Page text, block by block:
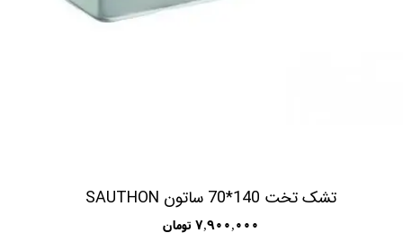
تشک تخت 140*70 ساتون SAUTHON
۷,۹۰۰,۰۰۰ تومان